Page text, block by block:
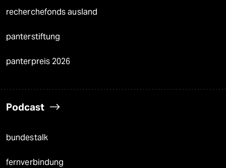
recherchefonds ausland
panterstiftung
panterpreis 2026
Podcast
bundestalk
fernverbindung